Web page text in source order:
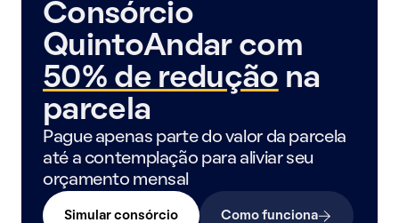
Consórcio
QuintoAndar com
50% de redução na
parcela
Pague apenas parte do valor da parcela
até a contemplação para aliviar seu
orçamento mensal
Simular consórcio Como funciona